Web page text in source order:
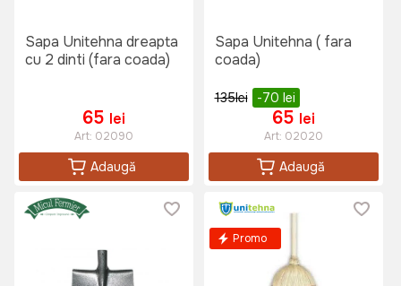
Sapa Unitehna dreapta
cu 2 dinti (fara coada)
65 lei
Art: 02090
Adaugă
Sapa Unitehna ( fara
coada)
135lei -70 lei
65 lei
Art: 02020
Adaugă
Promo